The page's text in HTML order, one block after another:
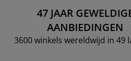
47 JAAR
AANBIEDINGEN
3600 winkels wereldwijd in 49